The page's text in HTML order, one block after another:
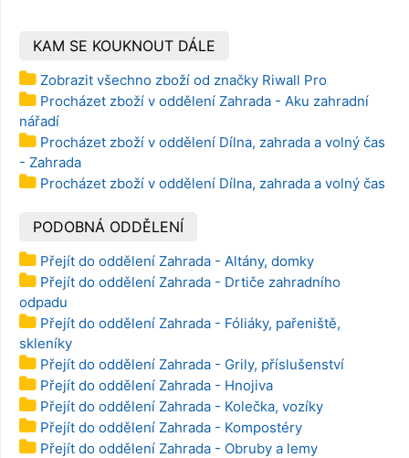
KAM SE KOUKNOUT DÁLE
Zobrazit všechno zboží od značky Riwall Pro
Procházet zboží v oddělení Zahrada - Aku zahradní
nářadí
Procházet zboží v oddělení Dílna, zahrada a volný čas
- Zahrada
Procházet zboží v oddělení Dílna, zahrada a volný čas
PODOBNÁ ODDĚLENÍ
Přejít do oddělení Zahrada - Altány, domky
Přejít do oddělení Zahrada - Drtiče zahradního
odpadu
Přejít do oddělení Zahrada - Fóliáky, pařeniště,
skleníky
Přejít do oddělení Zahrada - Grily, příslušenství
Přejít do oddělení Zahrada - Hnojiva
Přejít do oddělení Zahrada - Kolečka, vozíky
Přejít do oddělení Zahrada - Kompostéry
Přejít do oddělení Zahrada - Obruby a lemy